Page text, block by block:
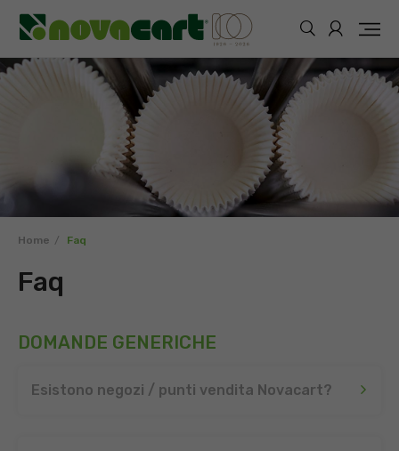
Home Faq
Faq
DOMANDE GENERICHE
Esistono negozi / punti vendita Novacart?